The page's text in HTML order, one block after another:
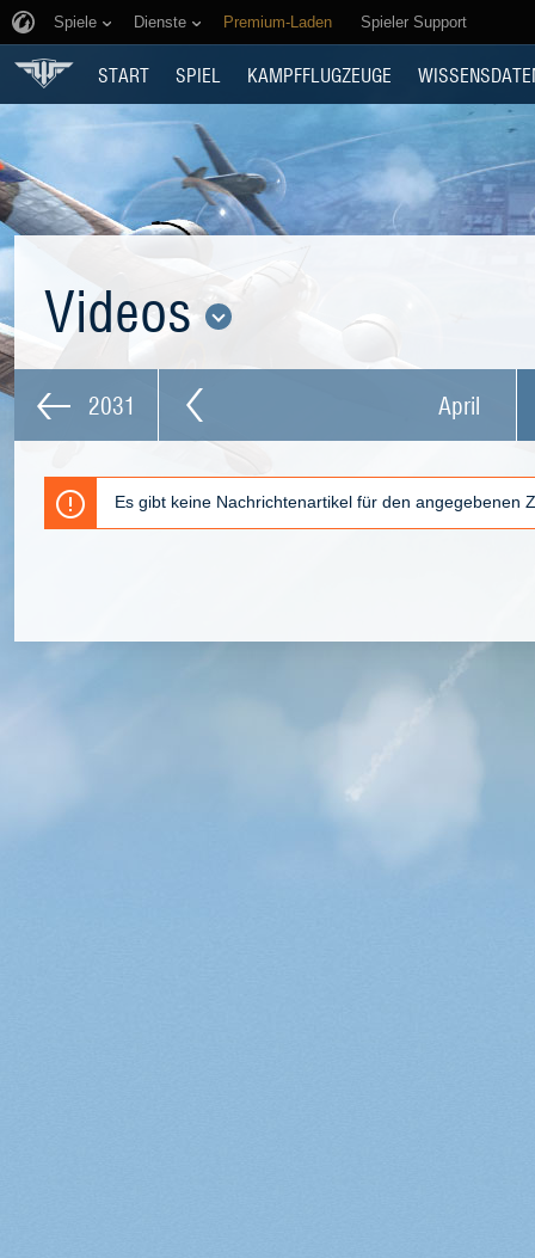
Spiele Dienste Premium-Laden Spieler Support
START SPIEL KAMPFFLUGZEUGE
Videos
2031 April
Es gibt keine Nachrichtenartikel für den angegebenen